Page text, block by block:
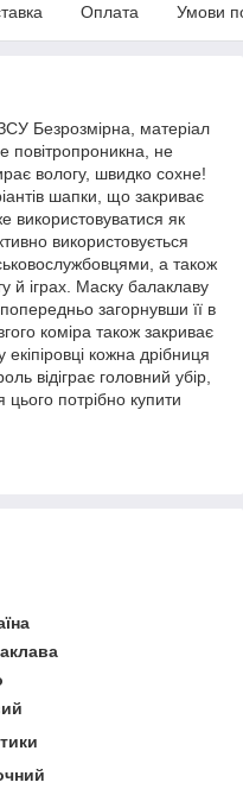
Оплата Умови
Безрозмірна, матеріал
повітропроникна, не
вологу, швидко сохне!
шапки, що закриває
використовуватися як
використовується
а також
й іграх. Маску балаклаву
загорнувши її в
коміра також закриває
кожна дрібниця
відіграє головний убір,
потрібно купити